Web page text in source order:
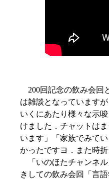
200回記念の飲み会回
は雑談となっています
いくにあたり様々な示
けました．チャットは
います」「家族でみて
かったですヨ．また時
「いのほたチャンネル
きしての飲み会回「言